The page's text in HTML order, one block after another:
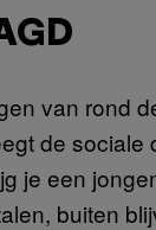
van rond
de sociale
je een
buiten